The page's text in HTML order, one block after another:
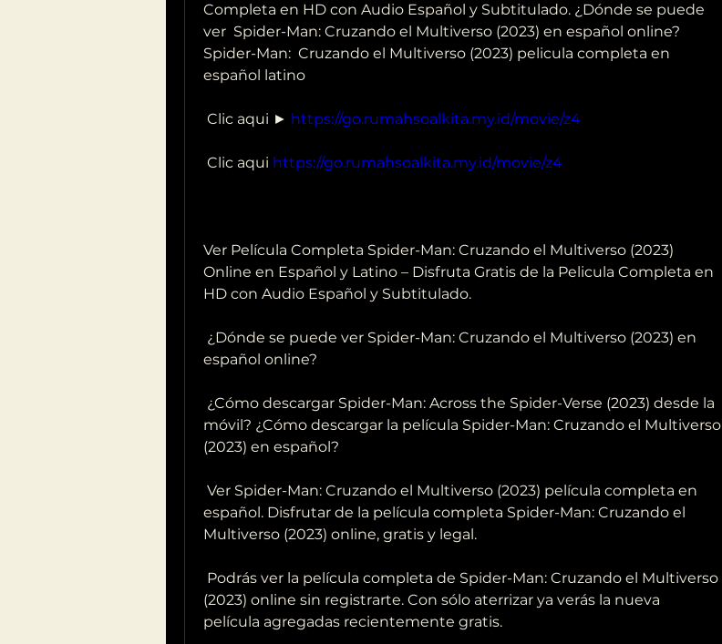
Completa en HD con Audio Español y Subtitulado. ¿Dónde se puede
ver  Spider-Man: Cruzando el Multiverso (2023) en español online?
Spider-Man:  Cruzando el Multiverso (2023) pelicula completa en
español latino
Clic aqui ► https://go.rumahsoalkita.my.id/movie/z4
Clic aqui https://go.rumahsoalkita.my.id/movie/z4
Ver Película Completa Spider-Man: Cruzando el Multiverso (2023)
Online en Español y Latino – Disfruta Gratis de la Pelicula Completa en
HD con Audio Español y Subtitulado.
español online?
móvil? ¿Cómo descargar la película Spider-Man: Cruzando el Multiverso
(2023) en español?
español. Disfrutar de la película completa Spider-Man: Cruzando el
Multiverso (2023) online, gratis y legal.
(2023) online sin registrarte. Con sólo aterrizar ya verás la nueva
película agregadas recientemente gratis.